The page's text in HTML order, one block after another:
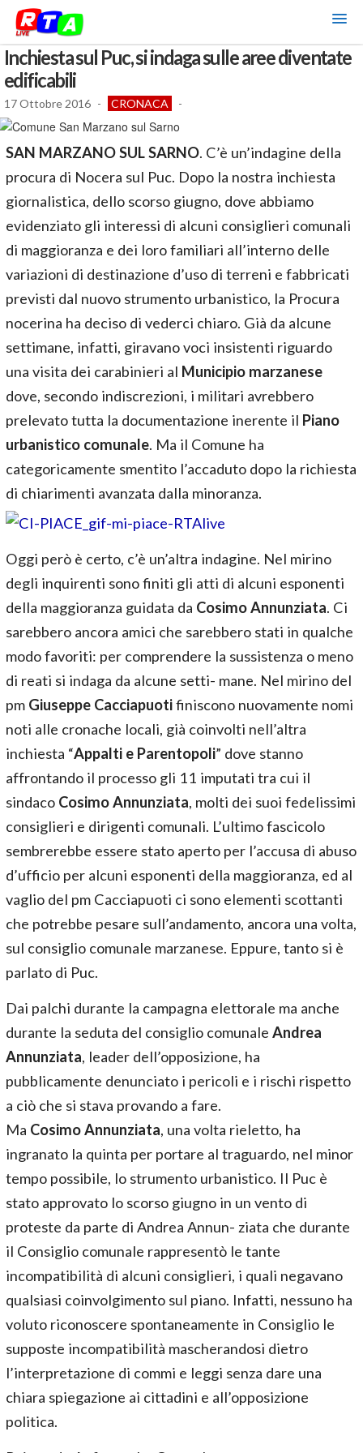
Inchiesta sul Puc, si indaga sulle aree diventate
edificabili
17 Ottobre 2016 - CRONACA -
SAN MARZANO SUL SARNO. C’è un’indagine della
procura di Nocera sul Puc. Dopo la nostra inchiesta
giornalistica, dello scorso giugno, dove abbiamo
evidenziato gli interessi di alcuni consiglieri comunali
di maggioranza e dei loro familiari all’interno delle
variazioni di destinazione d’uso di terreni e fabbricati
previsti dal nuovo strumento urbanistico, la Procura
nocerina ha deciso di vederci chiaro. Già da alcune
settimane, infatti, giravano voci insistenti riguardo
una visita dei carabinieri al Municipio marzanese
dove, secondo indiscrezioni, i militari avrebbero
prelevato tutta la documentazione inerente il Piano
urbanistico comunale. Ma il Comune ha
categoricamente smentito l’accaduto dopo la richiesta
di chiarimenti avanzata dalla minoranza.
Oggi però è certo, c’è un’altra indagine. Nel mirino
degli inquirenti sono finiti gli atti di alcuni esponenti
della maggioranza guidata da Cosimo Annunziata. Ci
sarebbero ancora amici che sarebbero stati in qualche
modo favoriti: per comprendere la sussistenza o meno
di reati si indaga da alcune setti- mane. Nel mirino del
pm Giuseppe Cacciapuotifiniscono nuovamente nomi
noti alle cronache locali, già coinvolti nell’altra
inchiesta “Appalti e Parentopoli” dove stanno
affrontando il processo gli 11 imputati tra cui il
sindaco Cosimo Annunziata, molti dei suoi fedelissimi
consiglieri e dirigenti comunali. L’ultimo fascicolo
sembrerebbe essere stato aperto per l’accusa di abuso
d’ufficio per alcuni esponenti della maggioranza, ed al
vaglio del pm Cacciapuoti ci sono elementi scottanti
che potrebbe pesare sull’andamento, ancora una volta,
sul consiglio comunale marzanese. Eppure, tanto si è
parlato di Puc.
Dai palchi durante la campagna elettorale ma anche
durante la seduta del consiglio comunale Andrea
Annunziata, leader dell’opposizione, ha
pubblicamente denunciato i pericoli e i rischi rispetto
a ciò che si stava provando a fare.
Ma Cosimo Annunziata, una volta rieletto, ha
ingranato la quinta per portare al traguardo, nel minor
tempo possibile, lo strumento urbanistico. Il Puc è
stato approvato lo scorso giugno in un vento di
proteste da parte di Andrea Annun- ziata che durante
il Consiglio comunale rappresentò le tante
incompatibilità di alcuni consiglieri, i quali negavano
qualsiasi coinvolgimento sul piano. Infatti, nessuno ha
voluto riconoscere spontaneamente in Consiglio le
supposte incompatibilità mascherandosi dietro
l’interpretazione di commi e leggi senza dare una
chiara spiegazione ai cittadini e all’opposizione
politica.